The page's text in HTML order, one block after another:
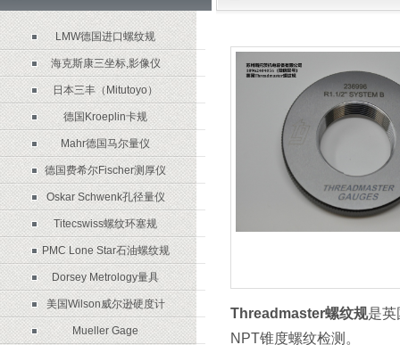
LMW德国进口螺纹规
海克斯康三坐标,影像仪
日本三丰（Mitutoyo）
德国Kroeplin卡规
Mahr德国马尔量仪
德国费希尔Fischer测厚仪
Oskar Schwenk孔径量仪
Titecswiss螺纹环塞规
PMC Lone Star石油螺纹规
Dorsey Metrology量具
美国Wilson威尔逊硬度计
Mueller Gage
Threadmaster螺纹规是英
NPT锥度螺纹检测。